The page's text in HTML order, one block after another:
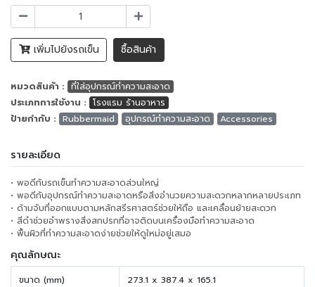
เพิ่มไปยังรถเข็น ซื้อสินค้า
หมวดสินค้า : ที่ใส่อุปกรณ์ทำความสะอาด
ประเภทการใช้งาน : โรงแรม ร้านอาหาร
ป้ายกำกับ : Rubbermaid อุปกรณ์ทำความสะอาด Accessories
รายละเอียด
• พอดีกับรถเข็นทำความสะอาดส่วนใหญ่
• พอดีกับอุปกรณ์ทำความสะอาดหรือสิ่งอำนวยความสะดวกหลากหลายประเภท
• ด้ามจับที่ออกแบบตามหลักสรีรศาสตร์ช่วยให้ถือ และเคลื่อนย้ายสะดวก
• สีดำช่วยอำพรางสิ่งสกปรกที่อาจติดบนเครื่องมือทำความสะอาด
• พื้นผิวที่ทำความสะอาดง่ายช่วยให้ดูใหม่อยู่เสมอ
คุณลักษณะ
ขนาด (mm) 273.1 x 387.4 x 165.1